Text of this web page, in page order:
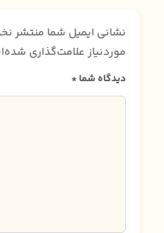
نشانی ایمیل شما منتشر
موردنیاز علامت‌گذاری
دیدگاه شما*